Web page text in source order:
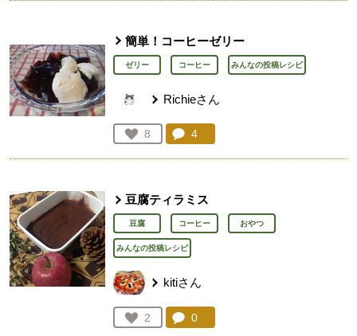
簡単！コーヒーゼリー
ゼリー コーヒー みんなの投稿レシピ
Richieさん
お気に入り登録：
8
人が登録
コメント：
4
豆腐ティラミス
豆腐 コーヒー おやつ
みんなの投稿レシピ
kitiさん
お気に入り登録：
2
人が登録
コメント：
0